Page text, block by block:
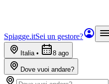
Spiagge.itSei un gestore?
Italia• 8 ago
Dove vuoi andare?